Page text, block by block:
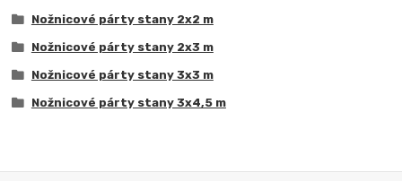
Nožnicové párty stany 2x2 m
Nožnicové párty stany 2x3 m
Nožnicové párty stany 3x3 m
Nožnicové párty stany 3x4,5 m